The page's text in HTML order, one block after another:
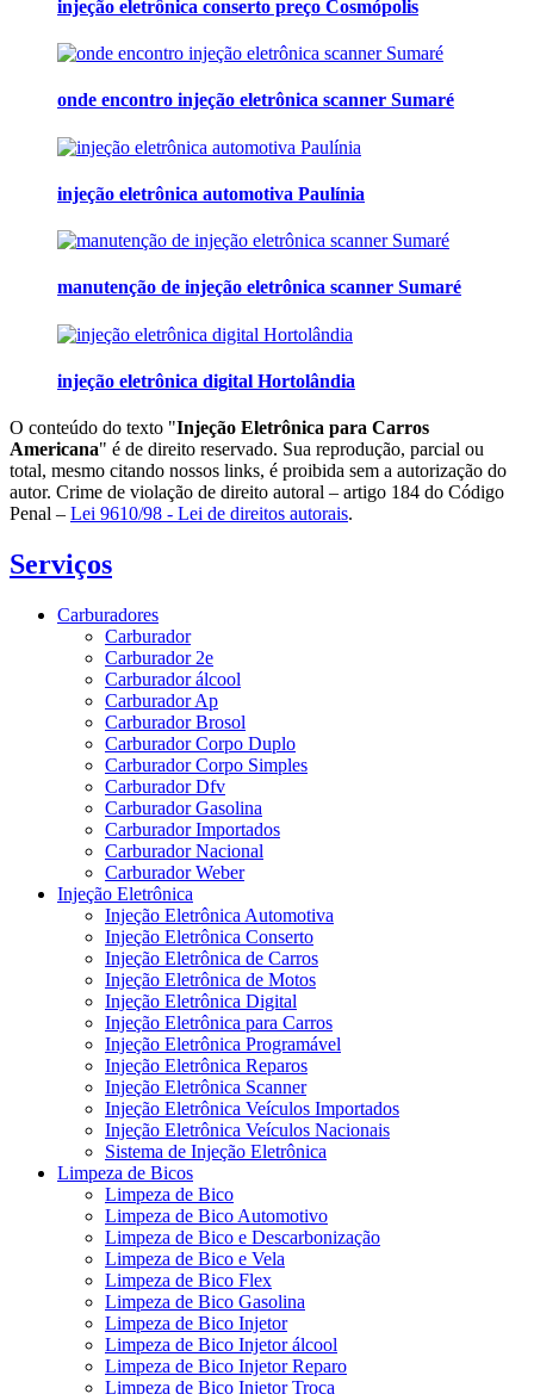
injeção eletrônica conserto preço Cosmópolis
onde encontro injeção eletrônica scanner Sumaré
injeção eletrônica automotiva Paulínia
manutenção de injeção eletrônica scanner Sumaré
injeção eletrônica digital Hortolândia
O conteúdo do texto "Injeção Eletrônica para Carros
Americana" é de direito reservado. Sua reprodução, parcial ou
total, mesmo citando nossos links, é proibida sem a autorização do
autor. Crime de violação de direito autoral – artigo 184 do Código
Penal – Lei 9610/98 - Lei de direitos autorais.
Serviços
Carburadores
Carburador
Carburador 2e
Carburador álcool
Carburador Ap
Carburador Brosol
Carburador Corpo Duplo
Carburador Corpo Simples
Carburador Dfv
Carburador Gasolina
Carburador Importados
Carburador Nacional
Carburador Weber
Injeção Eletrônica
Injeção Eletrônica Automotiva
Injeção Eletrônica Conserto
Injeção Eletrônica de Carros
Injeção Eletrônica de Motos
Injeção Eletrônica Digital
Injeção Eletrônica para Carros
Injeção Eletrônica Programável
Injeção Eletrônica Reparos
Injeção Eletrônica Scanner
Injeção Eletrônica Veículos Importados
Injeção Eletrônica Veículos Nacionais
Sistema de Injeção Eletrônica
Limpeza de Bicos
Limpeza de Bico
Limpeza de Bico Automotivo
Limpeza de Bico e Descarbonização
Limpeza de Bico e Vela
Limpeza de Bico Flex
Limpeza de Bico Gasolina
Limpeza de Bico Injetor
Limpeza de Bico Injetor álcool
Limpeza de Bico Injetor Reparo
Limpeza de Bico Injetor Troca